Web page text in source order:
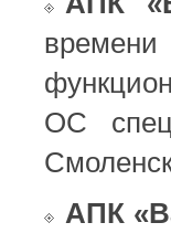
ОС
АПК